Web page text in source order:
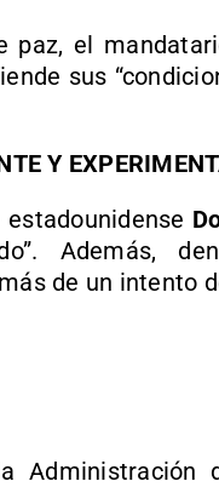
paz, el
sus
Y
Además,
de un intento
Administración